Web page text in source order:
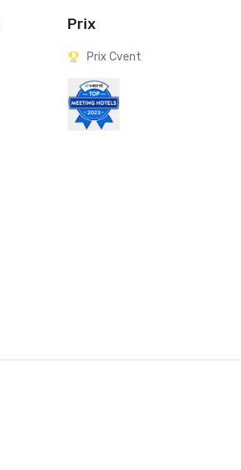
Prix
Prix Cvent